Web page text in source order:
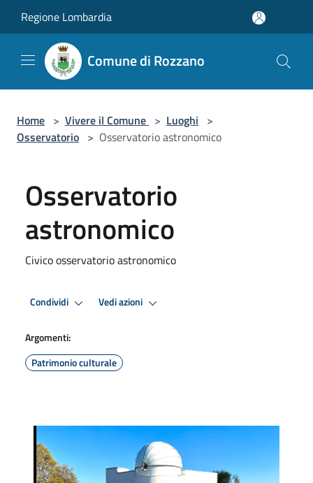
Regione Lombardia
Comune di Rozzano
Home > Vivere il Comune > Luoghi >
Osservatorio > Osservatorio astronomico
Osservatorio
astronomico
Civico osservatorio astronomico
Condividi Vedi azioni
Argomenti:
Patrimonio culturale